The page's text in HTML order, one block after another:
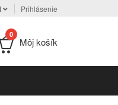
Prihlásenie
0
Môj košík